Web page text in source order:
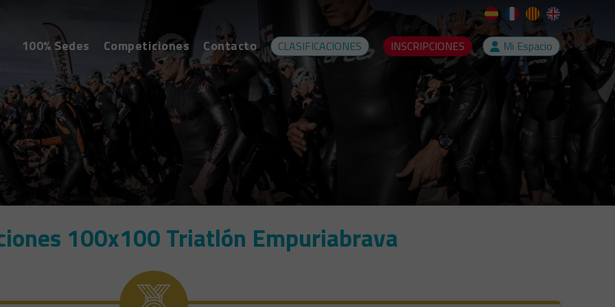
100% Sedes Competiciones Contacto CLASIFICACIONES INSCRIPCIONES Mi Espacio
100x100 Triatlón Empuriabrava